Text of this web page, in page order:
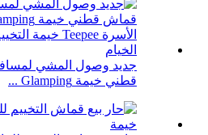
جديد وصول المشي
قطني خيمة Glamping ...